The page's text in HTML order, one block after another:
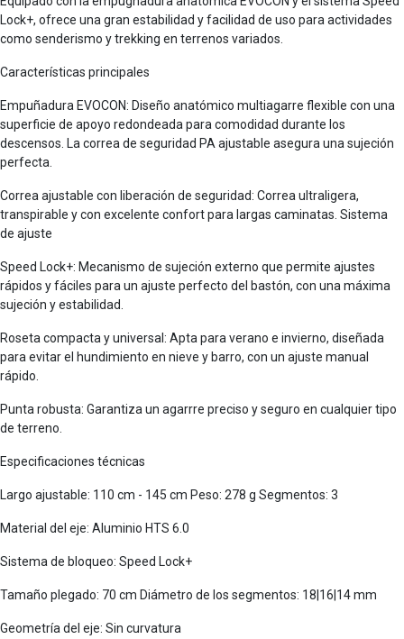
Lock+, ofrece una gran estabilidad y facilidad de uso para actividades
como senderismo y trekking en terrenos variados.
Características principales
Empuñadura EVOCON: Diseño anatómico multiagarre flexible con una
superficie de apoyo redondeada para comodidad durante los
descensos. La correa de seguridad PA ajustable asegura una sujeción
perfecta.
Correa ajustable con liberación de seguridad: Correa ultraligera,
transpirable y con excelente confort para largas caminatas. Sistema
de ajuste
Speed Lock+: Mecanismo de sujeción externo que permite ajustes
rápidos y fáciles para un ajuste perfecto del bastón, con una máxima
sujeción y estabilidad.
Roseta compacta y universal: Apta para verano e invierno, diseñada
para evitar el hundimiento en nieve y barro, con un ajuste manual
rápido.
Punta robusta: Garantiza un agarrre preciso y seguro en cualquier tipo
de terreno.
Especificaciones técnicas
Largo ajustable: 110 cm - 145 cm Peso: 278 g Segmentos: 3
Material del eje: Aluminio HTS 6.0
Sistema de bloqueo: Speed Lock+
Tamaño plegado: 70 cm Diámetro de los segmentos: 18|16|14 mm
Geometría del eje: Sin curvatura